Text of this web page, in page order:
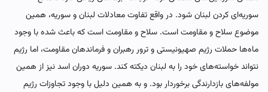
سوریه‌ای کردن لبنان شود. در واقع تفاوت معادلات لبنان و سوریه، همین
موضوع سلاح و مقاومت است. سلاح و مقاومت است که باعث شده با وجود
ماه‌ها حملات رژیم صهیونیستی و ترور رهبران و فرماندهان مقاومت، اما رژیم
نتواند خواسته‌های خود را به لبنان دیکته کند. سوریه دوران اسد نیز از همین
مولفه‌های بازدارندگی برخوردار بود. و به همین دلیل با وجود تجاوزات رژیم